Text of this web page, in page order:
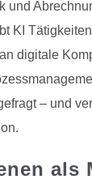
und
KI
digitale
– und
als